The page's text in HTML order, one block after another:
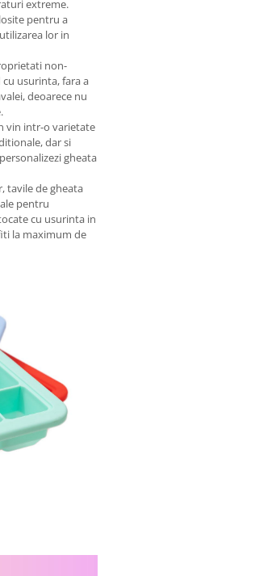
extreme.
pentru a
lor in
non-
usurinta, fara a
deoarece nu
vin intr-o varietate
dar si
gheata
tavile de gheata
pentru
cu usurinta in
la maximum de